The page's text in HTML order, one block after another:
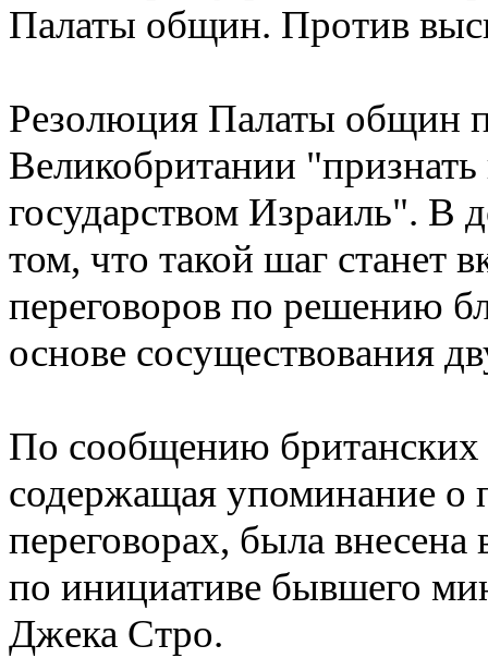
Палаты общин. Против
Резолюция Палаты общин
Великобритании "признать
государством Израиль". В
том, что такой шаг станет
переговоров по решению
основе сосуществования
По сообщению
содержащая упоминание о
переговорах, была
по инициативе бывшего
Джека Стро.